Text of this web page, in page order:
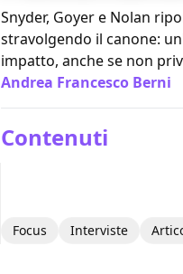
Snyder, Goyer e Nolan
stravolgendo il canone:
impatto, anche se non
Andrea Francesco Berni
Contenuti
Focus Interviste